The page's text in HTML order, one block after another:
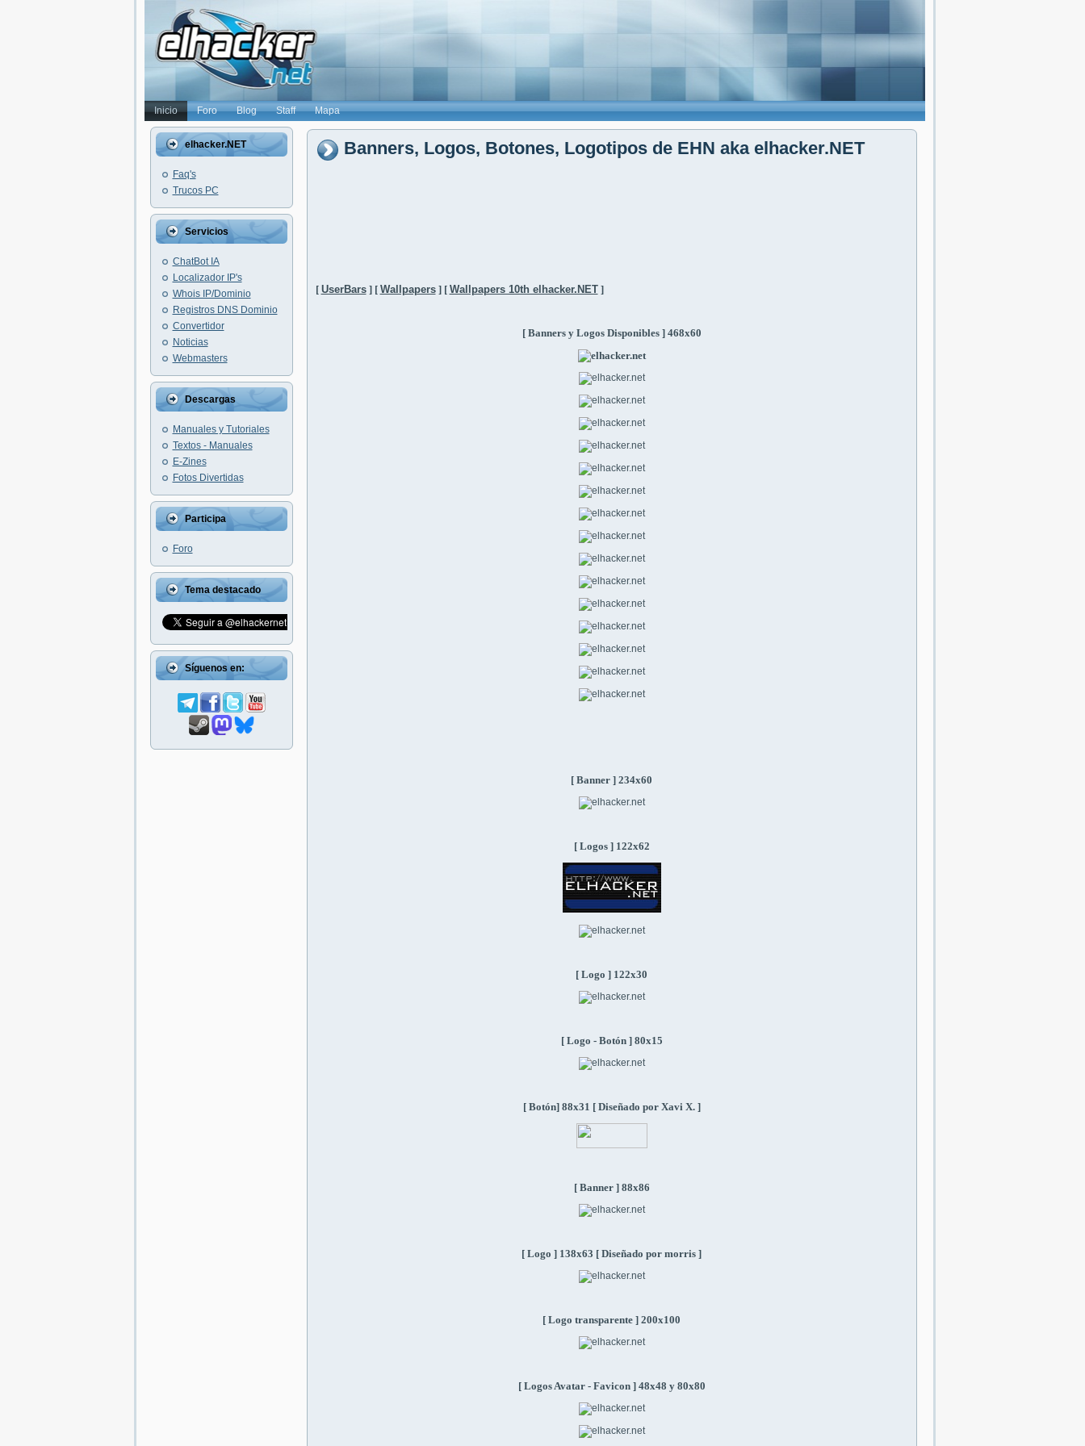
Inicio Foro Blog Staff Mapa
elhacker.NET
Faq's
Trucos PC
Servicios
ChatBot IA
Localizador IP's
Whois IP/Dominio
Registros DNS Dominio
Convertidor
Noticias
Webmasters
Descargas
Manuales y Tutoriales
Textos - Manuales
E-Zines
Fotos Divertidas
Participa
Foro
Tema destacado
Síguenos en:
Banners, Logos, Botones, Logotipos de EHN aka elhacker.NET
[ UserBars][ Wallpapers] [ Wallpapers 10th elhacker.NET]
[ Banners y Logos Disponibles ] 468x60
[ Banner ] 234x60
[ Logos ] 122x62
[ Logo ] 122x30
[ Logo - Botón ] 80x15
[ Botón] 88x31 [ Diseñado por Xavi X. ]
[ Banner ] 88x86
[ Logo ] 138x63 [ Diseñado por morris ]
[ Logo transparente ] 200x100
[ Logos Avatar - Favicon ] 48x48 y 80x80